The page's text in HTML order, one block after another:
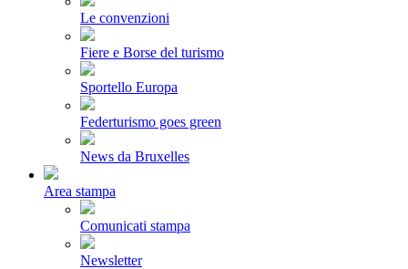
Le convenzioni
Fiere e Borse del turismo
Sportello Europa
Federturismo goes green
News da Bruxelles
Area stampa
Comunicati stampa
Newsletter